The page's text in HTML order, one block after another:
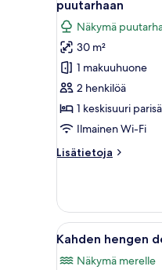
huonetyypin
Kahden
hengen
standard-
huone,
näköala
puutarhaan
puutarhaan
Näkymä
30 m²
1 makuuhuone
2 henkilöä
1 keskisuuri
Ilmainen Wi-Fi
Lisätietoja
Lisätietoja
standard-
huone,
näköala
Avaa
kaikki
huonetyypin
4
Kahden hengen
Näkymä merelle